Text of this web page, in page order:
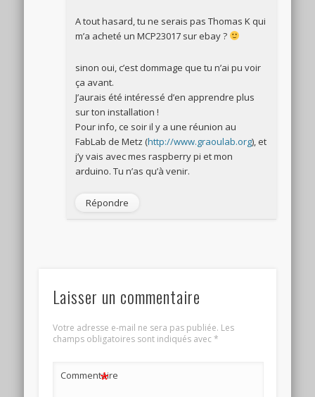
A tout hasard, tu ne serais pas Thomas K qui
m’a acheté un MCP23017 sur ebay ?
sinon oui, c’est dommage que tu n’ai pu voir
ça avant.
J’aurais été intéressé d’en apprendre plus
sur ton installation !
Pour info, ce soir il y a une réunion au
FabLab de Metz (http://www.graoulab.org), et
j’y vais avec mes raspberry pi et mon
arduino. Tu n’as qu’à venir.
Répondre
Laisser un commentaire
Votre adresse e-mail ne sera pas publiée. Les
champs obligatoires sont indiqués avec*
Commentaire
*